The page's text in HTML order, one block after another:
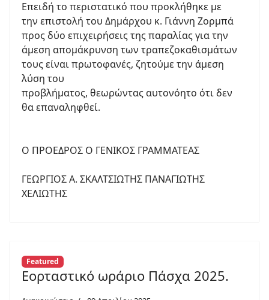
Επειδή το περιστατικό που προκλήθηκε με
την επιστολή του Δημάρχου κ. Γιάννη Ζορμπά
προς δύο επιχειρήσεις της παραλίας για την
άμεση απομάκρυνση των τραπεζοκαθισμάτων
τους είναι πρωτοφανές, ζητούμε την άμεση
λύση του
προβλήματος, θεωρώντας αυτονόητο ότι δεν
θα επαναληφθεί.
Ο ΠΡΟΕΔΡΟΣ Ο ΓΕΝΙΚΟΣ ΓΡΑΜΜΑΤΕΑΣ
ΓΕΩΡΓΙΟΣ Α. ΣΚΑΛΤΣΙΩΤΗΣ ΠΑΝΑΓΙΩΤΗΣ
ΧΕΛΙΩΤΗΣ
Featured
Εορταστικό ωράριο Πάσχα 2025.